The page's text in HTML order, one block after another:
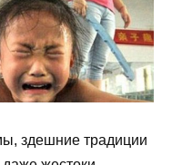
здешние традиции